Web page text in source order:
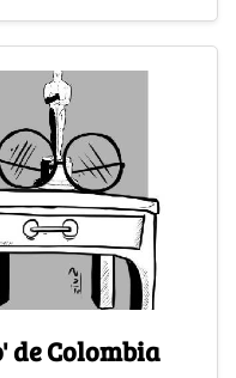
de Colombia